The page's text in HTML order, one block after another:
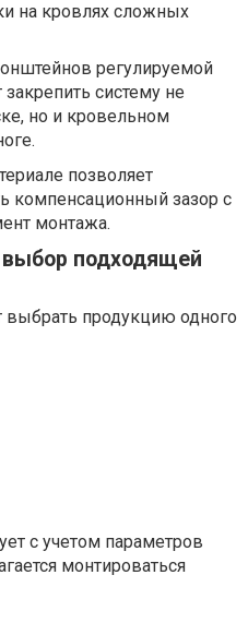
на кровлях сложных
регулируемой
систему не
но и кровельном
позволяет
компенсационный зазор с
монтажа.
подходящей
выбрать продукцию одного
с учетом параметров
монтироваться